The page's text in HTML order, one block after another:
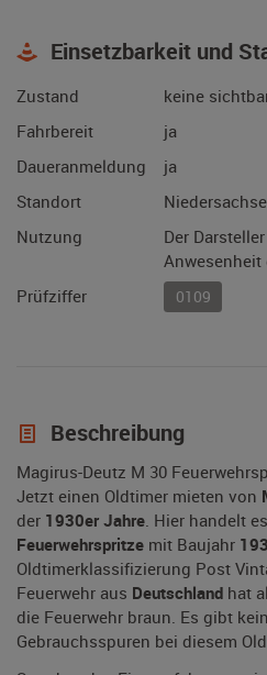
Einsetzbarkeit und
Zustand
keine
Fahrbereit
ja
Daueranmeldung
ja
Standort
Nutzung
Der
Anwesenheit
Prüfziffer
0109
Beschreibung
Magirus-Deutz M 30
Jetzt einen Oldtimer mieten von
der 1930er Jahre. Hier handelt
Feuerwehrspritze mit Baujahr
Oldtimerklassifizierung Post
Feuerwehr aus Deutschland hat
die Feuerwehr braun. Es gibt
Gebrauchsspuren bei diesem